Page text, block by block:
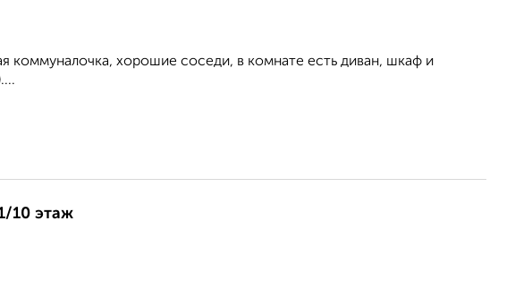
коммуналочка, хорошие соседи, в комнате есть диван, шкаф и
10 этаж